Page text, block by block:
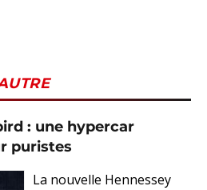
: une hypercar
puristes
La nouvelle Hennessey